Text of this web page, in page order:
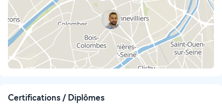
Certifications / Diplômes